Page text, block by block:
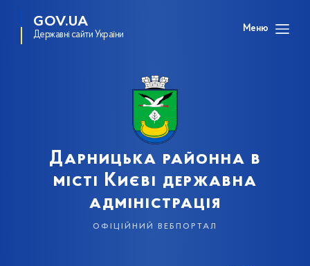
GOV.UA
Державні сайти України
Меню
Дарницька районна в
місті Києві державна
адміністрація
офіційний вебпортал